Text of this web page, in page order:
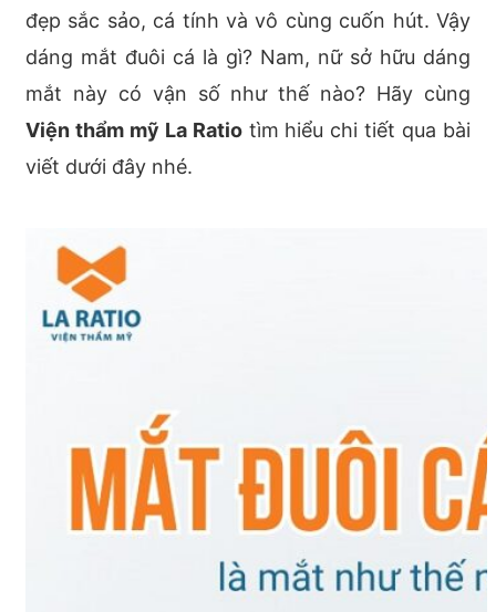
đẹp sắc sảo, cá tính và vô cùng cuốn hút. Vậy
dáng mắt đuôi cá là gì? Nam, nữ sở hữu dáng
mắt này có vận số như thế nào? Hãy cùng
Viện thẩm mỹ La Ratiotìm hiểu chi tiết qua bài
viết dưới đây nhé.